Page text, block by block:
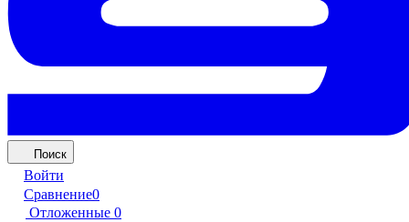
Поиск
Войти
Сравнение0
Отложенные 0